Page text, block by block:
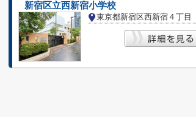
新宿区立西新宿小学校
東京都新宿区西新宿４丁目